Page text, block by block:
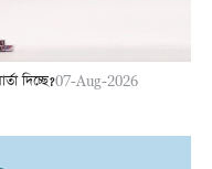
দিচ্ছে?07-Aug-2026